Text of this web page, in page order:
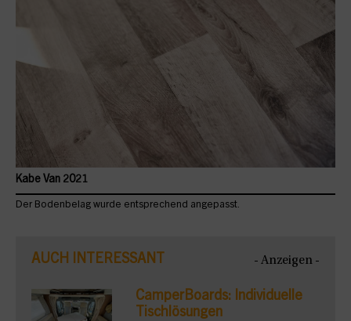
Kabe Van 2021
Der Bodenbelag wurde entsprechend angepasst.
AUCH INTERESSANT - Anzeigen -
CamperBoards: Individuelle
Tischlösungen